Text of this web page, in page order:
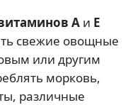
А и Е
свежие овощные
или другим
морковь,
различные